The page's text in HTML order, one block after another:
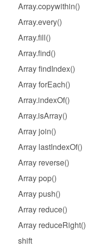
Array.copywithin()
Array.every()
Array.fill()
Array.find()
Array findIndex()
Array forEach()
Array.indexOf()
Array.isArray()
Array join()
Array lastIndexOf()
Array reverse()
Array pop()
Array push()
Array reduce()
Array reduceRight()
shift